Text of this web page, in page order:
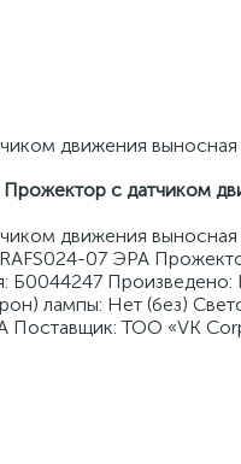
движения
с датчиком
движения
07 ЭРА
Б0044247 Произведено:
лампы: Нет (без)
Поставщик: ТОО «VK